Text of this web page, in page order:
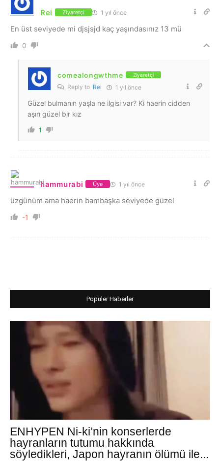
Rei Ziyaretçi 1 yıl önce
En üst seviyede mi djsjsjd kaç yaşındasınız 13 mü
0
comealongwthme Ziyaretçi
Reply to Rei 1 yıl önce
Güzel bulmanın yaşla ne ilgisi var? Ki haerin cidden
aşırı güzel bir kız
1
hammurabi Üye 1 yıl önce
üzgünüm ama haerin bambaşka seviyede güzel
-1
Popüler Haberler
ENHYPEN Ni-ki’nin konserlerde
hayranların tutumu hakkında
söyledikleri, Japon hayranın ölümü ile...